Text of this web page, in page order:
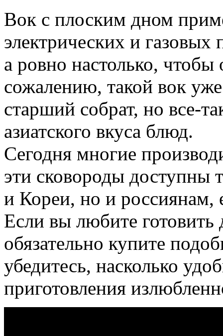
Вок с плоским дном
электрических и
а ровно настолько, чтобы
сожалению, такой вок
старший собрат, но все-
азиатского вкуса блюд.
Сегодня многие
эти сковороды доступны
и Кореи, но и россиянам,
Если вы любите готовить
обязательно купите
убедитесь, насколько
приготовления